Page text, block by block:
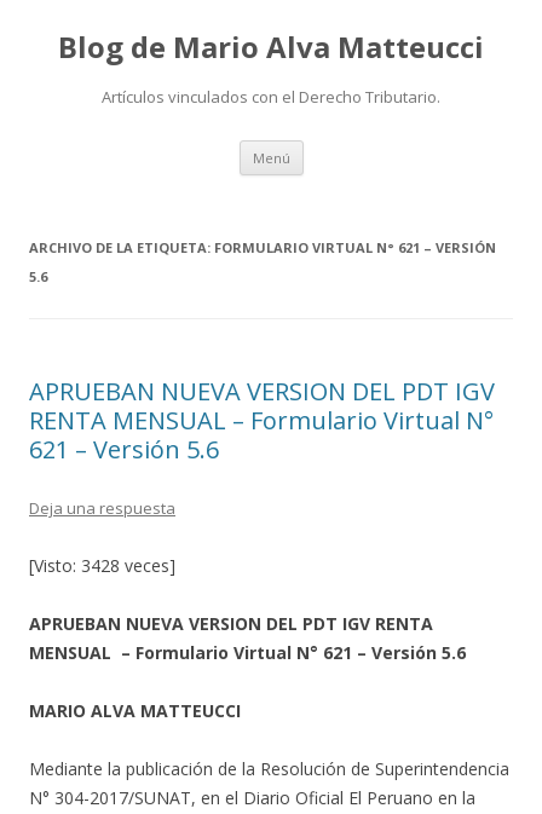
Blog de Mario Alva Matteucci
Artículos vinculados con el Derecho Tributario.
Menú Ir
contenido
ARCHIVO DE LA ETIQUETA: FORMULARIO VIRTUAL N° 621 – VERSIÓN
5.6
APRUEBAN NUEVA VERSION DEL PDT IGV
RENTA MENSUAL – Formulario Virtual N°
621 – Versión 5.6
Deja una respuesta
[Visto: 3428 veces]
APRUEBAN NUEVA VERSION DEL PDT IGV RENTA
MENSUAL – Formulario Virtual N° 621 – Versión 5.6
MARIO ALVA MATTEUCCI
Mediante la publicación de la Resolución de Superintendencia
N° 304-2017/SUNAT, en el Diario Oficial El Peruano en la